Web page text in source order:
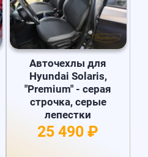
Авточехлы для
Hyundai Solaris,
"Premium" - серая
строчка, серые
лепестки
25 490 ₽